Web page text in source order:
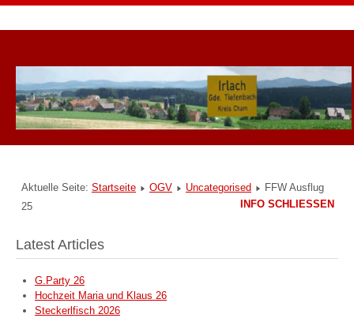
Aktuelle Seite: Startseite OGV Uncategorised
FFW Ausflug
25
Latest Articles
G.Party 26
Hochzeit Maria und Klaus 26
Steckerlfisch 2026
INFO SCHLIESSEN